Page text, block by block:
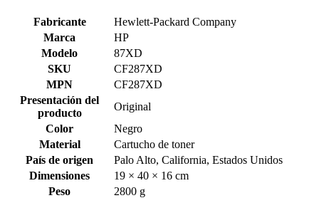
Fabricante
Hewlett-Packard Company
Marca
HP
Modelo
87XD
SKU
CF287XD
MPN
CF287XD
Presentación del
producto
Original
Color
Negro
Material
Cartucho de toner
País de origen
Palo Alto, California, Estados Unidos
Dimensiones
19 × 40 × 16 cm
Peso
2800 g